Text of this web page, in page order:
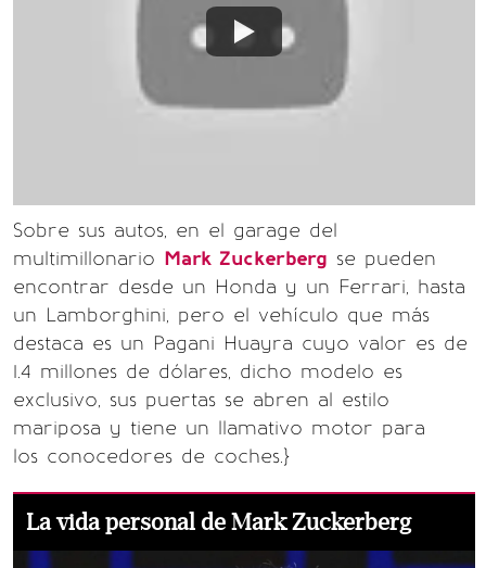
Sobre sus autos, en el garage del
multimillonario Mark Zuckerberg se pueden
encontrar desde un Honda y un Ferrari, hasta
un Lamborghini, pero el vehículo que más
destaca es un Pagani Huayra cuyo valor es de
1.4 millones de dólares, dicho modelo es
exclusivo, sus puertas se abren al estilo
mariposa y tiene un llamativo motor para
los conocedores de coches.}
La vida personal de Mark Zuckerberg